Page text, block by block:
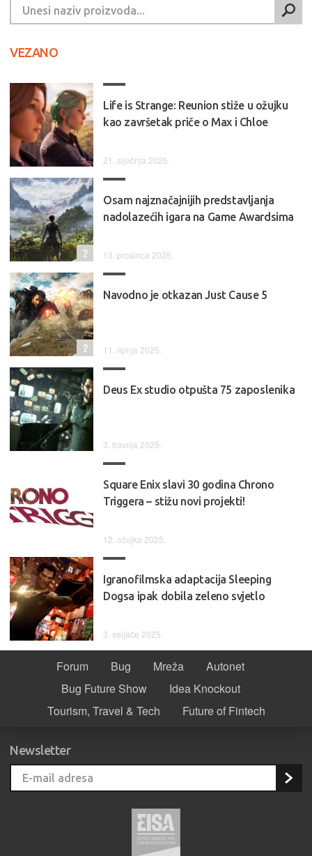
VEZANO
Life is Strange: Reunion stiže u ožujku
kao završetak priče o Max i Chloe
21. siječnja 2026.
Osam najznačajnijih predstavljanja
nadolazećih igara na Game Awardsima
13. prosinca 2025.
2
Navodno je otkazan Just Cause 5
11. lipnja 2025.
2
Deus Ex studio otpušta 75 zaposlenika
3. travnja 2025.
Square Enix slavi 30 godina Chrono
Triggera – stižu novi projekti!
12. ožujka 2025.
Igranofilmska adaptacija Sleeping
Dogsa ipak dobila zeleno svjetlo
3. veljače 2025.
Forum Bug Mreža
Autonet
Bug Future Show
Idea Knockout
Tourism, Travel & Tech
Future of Fintech
Newsletter